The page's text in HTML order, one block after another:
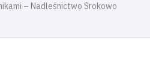
– Nadleśnictwo Srokowo